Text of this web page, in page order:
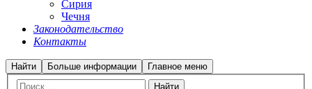
Сирия
Чечня
Законодательство
Контакты
Найти Больше информации Главное меню